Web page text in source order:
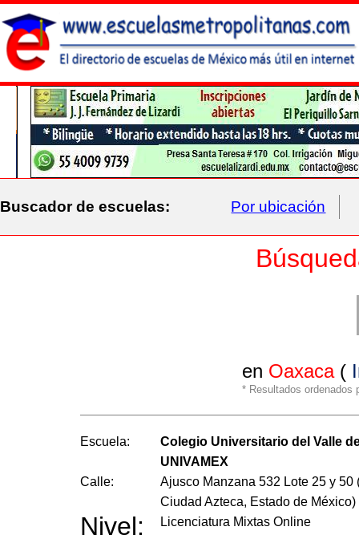
Buscador de escuelas: Por ubicación
en Oaxaca(
* Resultados ordenados
Escuela:
Colegio Universitario del Valle
UNIVAMEX
Calle:
Ajusco Manzana 532 Lote 25 y 50
Ciudad Azteca, Estado de México)
Nivel: Licenciatura Mixtas Online